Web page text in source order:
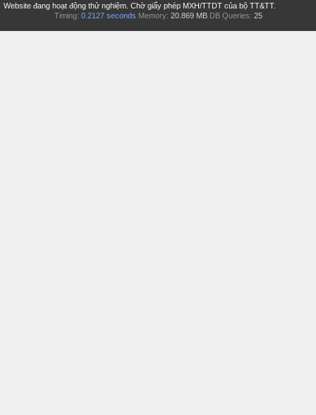
Website đang hoạt động thử nghiệm. Chờ giấy phép MXH/TTDT của bộ TT&TT.
Timing: 0.2127 seconds Memory: 20.869 MB DB Queries: 25